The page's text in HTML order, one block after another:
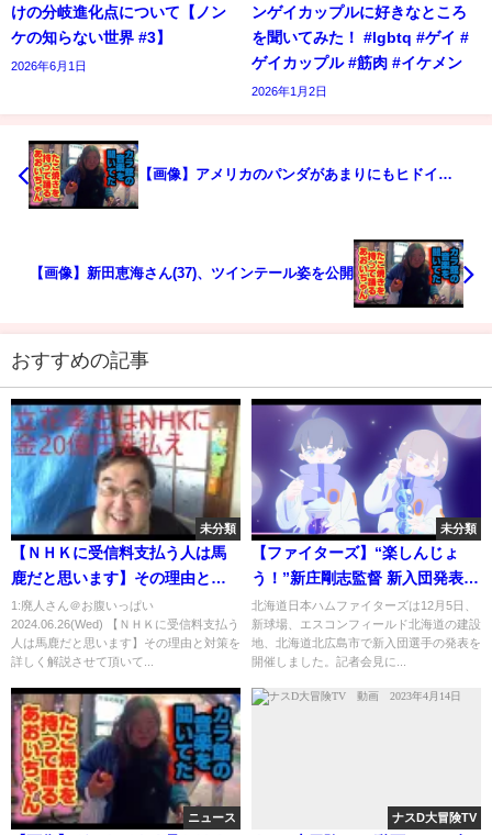
けの分岐進化点について【ノン
ケの知らない世界 #3】
2026年6月1日
ンゲイカップルに好きなところ
を聞いてみた！ #lgbtq #ゲイ #
ゲイカップル #筋肉 #イケメン
2026年1月2日
【画像】アメリカのパンダがあまりにもヒドイ…
【画像】新田恵海さん(37)、ツインテール姿を公開
おすすめの記事
未分類
【ＮＨＫに受信料支払う人は馬
鹿だと思います】その理由と対
策を詳しく解説させて頂いてお
ります。について
1:廃人さん＠お腹いっぱい
2024.06.26(Wed) 【ＮＨＫに受信料支払う
人は馬鹿だと思います】その理由と対策を
詳しく解説させて頂いて...
未分類
【ファイターズ】“楽しんじょ
う！”新庄剛志監督 新入団発表で
BIGBOSS流の激励 (21/12/06
21:20)
北海道日本ハムファイターズは12月5日、
新球場、エスコンフィールド北海道の建設
地、北海道北広島市で新入団選手の発表を
開催しました。記者会見に...
ニュース ナスD大冒険TV